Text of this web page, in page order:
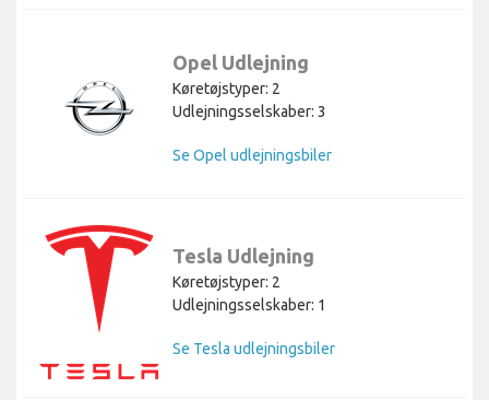
Opel Udlejning
Køretøjstyper: 2
Udlejningsselskaber: 3
Se Opel udlejningsbiler
Tesla Udlejning
Køretøjstyper: 2
Udlejningsselskaber: 1
Se Tesla udlejningsbiler